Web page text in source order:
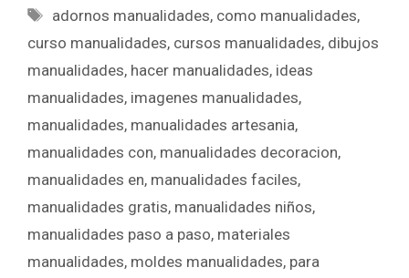
adornos manualidades, como manualidades,
curso manualidades, cursos manualidades, dibujos
manualidades, hacer manualidades, ideas
manualidades, imagenes manualidades,
manualidades, manualidades artesania,
manualidades con, manualidades decoracion,
manualidades en, manualidades faciles,
manualidades gratis, manualidades niños,
manualidades paso a paso, materiales
manualidades, moldes manualidades, para